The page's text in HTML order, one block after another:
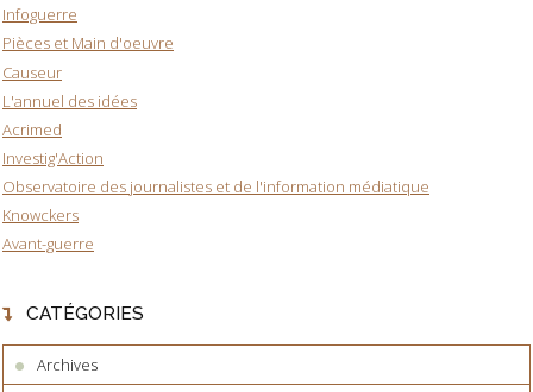
Infoguerre
Pièces et Main d'oeuvre
Causeur
L'annuel des idées
Acrimed
Investig'Action
Observatoire des journalistes et de l'information médiatique
Knowckers
Avant-guerre
CATÉGORIES
Archives